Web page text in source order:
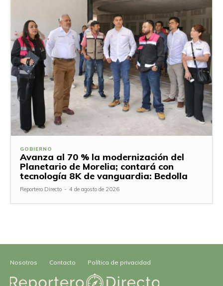
GOBIERNO
Avanza al 70 % la modernización del
Planetario de Morelia; contará con
tecnología 8K de vanguardia: Bedolla
Reportero Directo - 4 de agosto de 2026
Nosotros Contacto Política de privacidad